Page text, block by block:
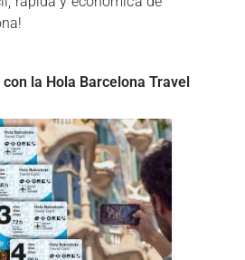
la Hola Barcelona Travel